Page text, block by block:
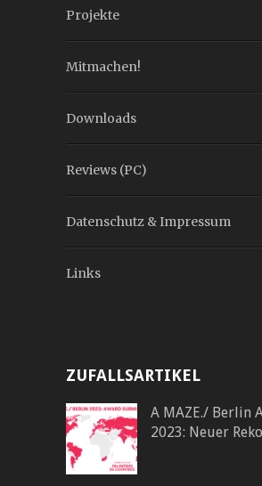
Projekte
Mitmachen!
Downloads
Reviews (PC)
Datenschutz & Impressum
Links
ZUFALLSARTIKEL
A MAZE./ Berlin
2023: Neuer